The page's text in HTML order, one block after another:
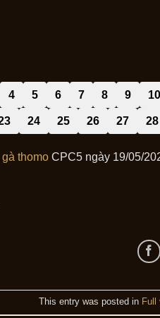
4 5 6 7 8 9 10
24 25 26 27 28
gà thomo CPC5 ngày 19/05/
This entry was posted in Full